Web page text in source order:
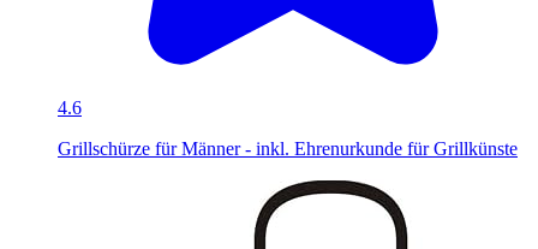
4.6
Grillschürze für Männer - inkl. Ehrenurkunde für Grillkünste